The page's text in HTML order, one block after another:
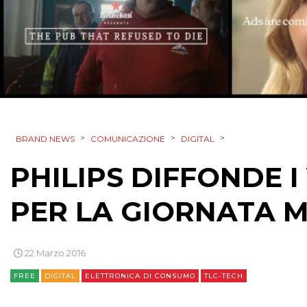
BRAND NEWS > COMUNICAZIONE > DIGITAL >
PHILIPS DIFFONDE
PER LA GIORNATA
22 Marzo 2016
FREE DIGITAL ELETTRONICA DI CONSUMO TLC-TECH